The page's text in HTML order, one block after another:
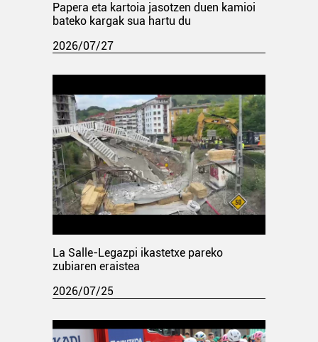
Papera eta kartoia jasotzen duen kamioi
bateko kargak sua hartu du
2026/07/27
La Salle-Legazpi ikastetxe pareko
zubiaren eraistea
2026/07/25